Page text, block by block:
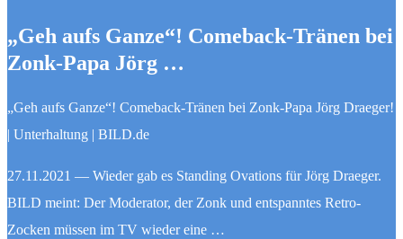
„Geh aufs Ganze“! Comeback-Tränen bei
Zonk-Papa Jörg …
„Geh aufs Ganze“! Comeback-Tränen bei Zonk-Papa Jörg Draeger!
| Unterhaltung | BILD.de
27.11.2021 — Wieder gab es Standing Ovations für Jörg Draeger.
BILD meint: Der Moderator, der Zonk und entspanntes Retro-
Zocken müssen im TV wieder eine …